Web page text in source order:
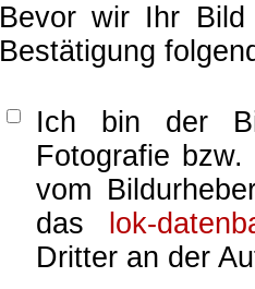
Bevor wir Ihr
Bestätigung
Ich bin der
Fotografie
vom
das
lok-
Dritter an der